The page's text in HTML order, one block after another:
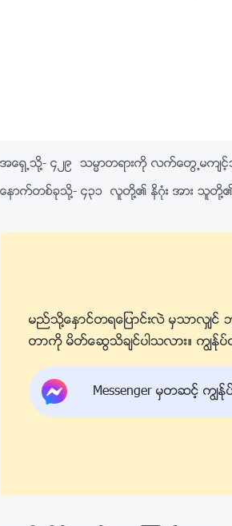
အေရွ႕သို႔- ၄၂၉ သမၼာတရားကို လက္ေတြ႕မက်
ေနာက္တစ္ခုသို႔- ၄၃၁ လူတို႔၏ နိဂုံး အား သူတို
မည္သို႔ေႏွာင္တရေျပာင္းလဲ မွသာလွ်င္
တာကို မိတ္ေဆြသိခ်င္ပါသလား။ ကြၽန္ု
Messenger မွတဆင့္ ကြ